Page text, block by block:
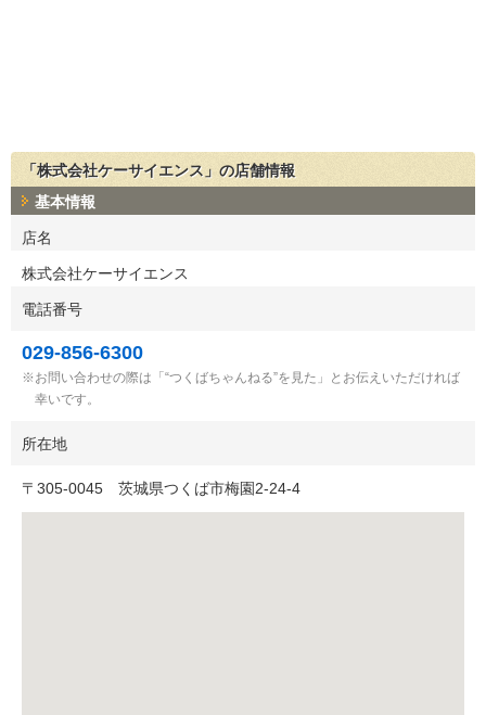
「株式会社ケーサイエンス」の店舗情報
基本情報
店名
株式会社ケーサイエンス
電話番号
029-856-6300
お問い合わせの際は「“つくばちゃんねる”を見た」とお伝えいただければ
幸いです。
所在地
〒 305-0045 茨城県つくば市梅園2-24-4